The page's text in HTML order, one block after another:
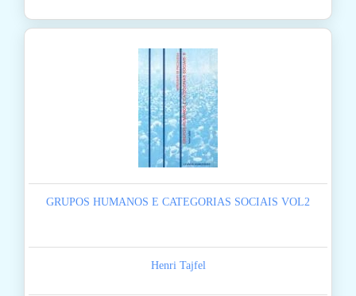
GRUPOS HUMANOS E CATEGORIAS SOCIAIS VOL2
Henri Tajfel